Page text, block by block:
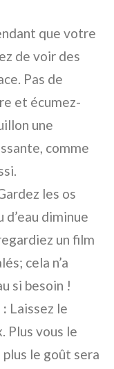
que votre
de voir des
Pas de
et écumez-
une
comme
les os
d’eau diminue
un film
cela n’a
si besoin !
Laissez le
Plus vous le
le goût sera